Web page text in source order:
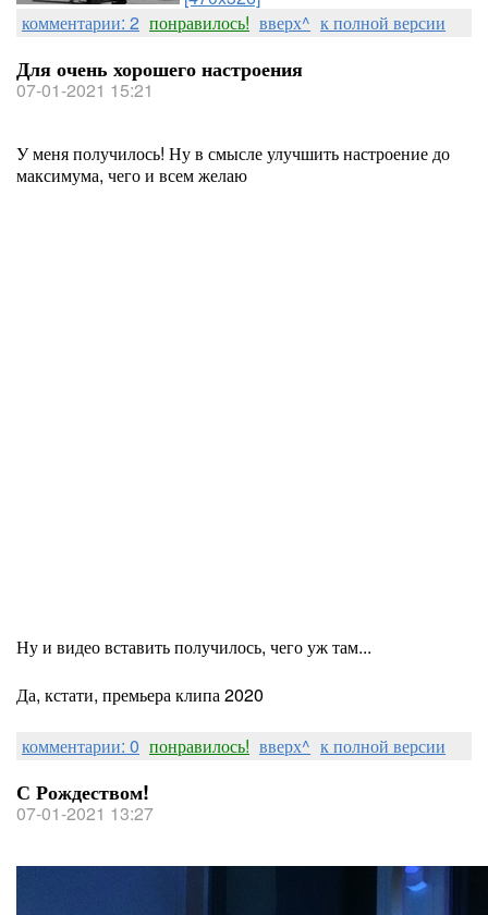
комментарии: 2 понравилось! вверх^ к полной версии
Для очень хорошего настроения
07-01-2021 15:21
У меня получилось! Ну в смысле улучшить настроение до
максимума, чего и всем желаю
Ну и видео вставить получилось, чего уж там...
Да, кстати, премьера клипа 2020
комментарии: 0 понравилось! вверх^ к полной версии
С Рождеством!
07-01-2021 13:27